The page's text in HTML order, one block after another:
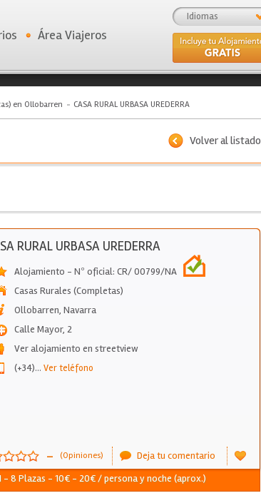
Idiomas
Área Viajeros
en Ollobarren CASA RURAL URBASA UREDERRA
Volver al listado
RURAL URBASA UREDERRA
Alojamiento - Nº oficial: CR/ 00799/NA
Casas Rurales (Completas)
Ollobarren, Navarra
Calle Mayor, 2
Ver alojamiento en streetview
(+34)... Ver teléfono
- (Opiniones)
Deja tu comentario
- 8 Plazas - 10€ - 20€ / persona y noche (aprox.)